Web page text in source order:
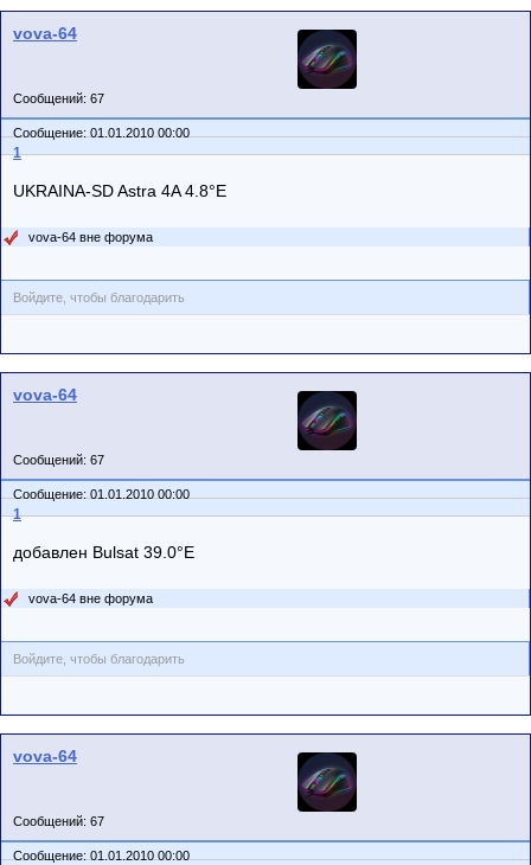
vova-64
Сообщений: 67
Сообщение: 01.01.2010 00:00
1
UKRAINA-SD Astra 4A 4.8°E
vova-64 вне форума
Войдите, чтобы благодарить
vova-64
Сообщений: 67
Сообщение: 01.01.2010 00:00
1
добавлен Bulsat 39.0°E
vova-64 вне форума
Войдите, чтобы благодарить
vova-64
Сообщений: 67
Сообщение: 01.01.2010 00:00